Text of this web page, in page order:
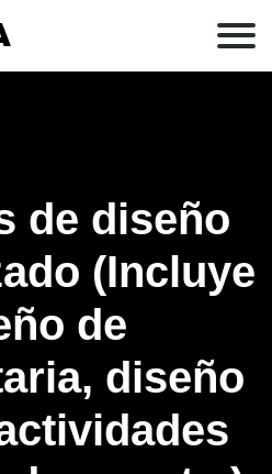
de diseño
(Incluye
de
diseño